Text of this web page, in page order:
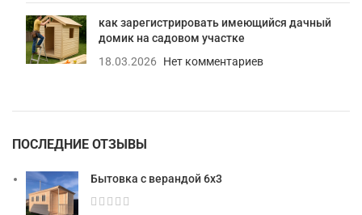
как зарегистрировать имеющийся дачный
домик на садовом участке
18.03.2026
Нет комментариев
ПОСЛЕДНИЕ ОТЗЫВЫ
Бытовка с верандой 6х3